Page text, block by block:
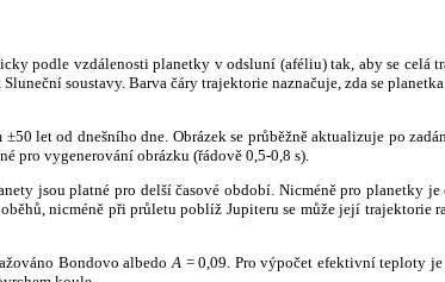
podle vzdálenosti planetky v odsluní (aféliu) tak, aby se celá
soustavy. Barva čáry trajektorie naznačuje, zda se
let od dnešního dne. Obrázek se průběžně aktualizuje po
pro vygenerování obrázku (řádově 0,5-0,8 s).
jsou platné pro delší časové období. Nicméně pro planetky
nicméně při průletu poblíž Jupiteru se může její trajektorie
Bondovo albedo A = 0,09. Pro výpočet efektivní teploty